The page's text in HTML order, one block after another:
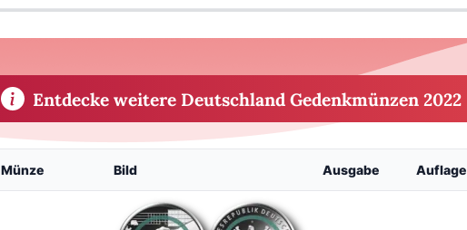
Entdecke weitere Deutschland Gedenkmünzen 2022
Münze Bild Ausgabe Auflage